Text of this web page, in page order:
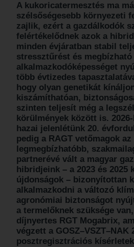
A kukoricatermesztés ma
szélsőségesebb környezeti
zajlik, ezért a gazdálkodók
felértékelődnek azok a
minden évjáratban stabil
stressztűrést és megbízható
alkalmazkodóképességet
több évtizedes
hogy olyan genetikát
kiszámíthatóan,
szinten teljesít még a
körülmények között is.
hazai jelenlétünk 20.
pedig a RAGT vetőmagok
legmegbízhatóbb,
partnerévé vált a magyar
hibridjeink – a 2023 és 2025
újdonságok – bizonyítottan
alkalmazkodni a változó
agronómiai biztonságot
a termelőknek szüksége
díjnyertes RGT Mogabrix,
végzett a GOSZ–VSZT–NAK
posztregisztrációs